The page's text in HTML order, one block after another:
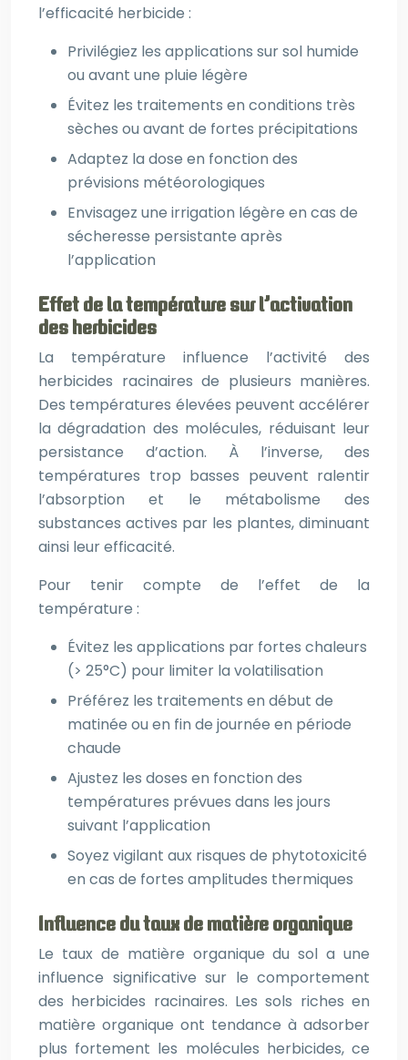
l’efficacité herbicide :
Privilégiez les applications sur sol humide
ou avant une pluie légère
Évitez les traitements en conditions très
sèches ou avant de fortes précipitations
Adaptez la dose en fonction des
prévisions météorologiques
Envisagez une irrigation légère en cas de
sécheresse persistante après
l’application
Effet de la température sur l’activation
des herbicides
La température influence l’activité des
herbicides racinaires de plusieurs manières.
Des températures élevées peuvent accélérer
la dégradation des molécules, réduisant leur
persistance d’action. À l’inverse, des
températures trop basses peuvent ralentir
l’absorption et le métabolisme des
substances actives par les plantes, diminuant
ainsi leur efficacité.
Pour tenir compte de l’effet de la
température :
Évitez les applications par fortes chaleurs
(> 25°C) pour limiter la volatilisation
Préférez les traitements en début de
matinée ou en fin de journée en période
chaude
Ajustez les doses en fonction des
températures prévues dans les jours
suivant l’application
Soyez vigilant aux risques de phytotoxicité
en cas de fortes amplitudes thermiques
Influence du taux de matière organique
Le taux de matière organique du sol a une
influence significative sur le comportement
des herbicides racinaires. Les sols riches en
matière organique ont tendance à adsorber
plus fortement les molécules herbicides, ce